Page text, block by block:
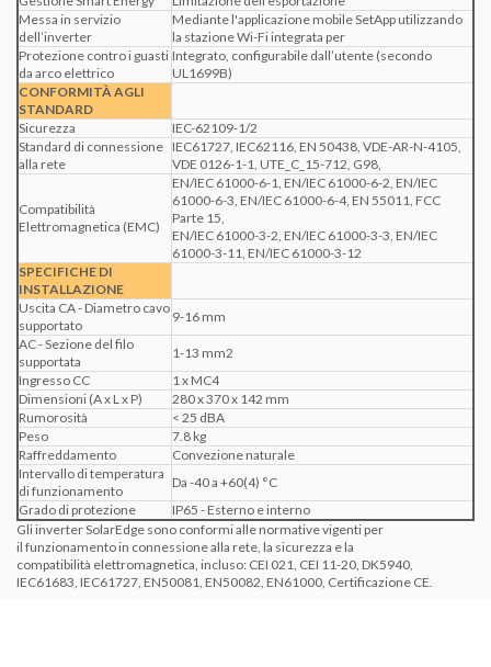
Messa in servizio
dell’inverter
Mediante l'applicazione mobile SetApp utilizzando
la stazione Wi-Fi integrata per
Protezione contro i guasti
da arco elettrico
Integrato, configurabile dall’utente (secondo
UL1699B)
CONFORMITÀ AGLI
STANDARD
Sicurezza
IEC-62109-1/2
Standard di connessione
alla rete
IEC61727, IEC62116, EN 50438, VDE-AR-N-4105,
VDE 0126-1-1, UTE_C_15-712, G98,
Compatibilità
Elettromagnetica (EMC)
EN/IEC 61000-6-1, EN/IEC 61000-6-2, EN/IEC
61000-6-3, EN/IEC 61000-6-4, EN 55011, FCC
Parte 15,
EN/IEC 61000-3-2, EN/IEC 61000-3-3, EN/IEC
61000-3-11, EN/IEC 61000-3-12
SPECIFICHE DI
INSTALLAZIONE
Uscita CA - Diametro cavo
supportato
9-16 mm
AC - Sezione del filo
supportata
1-13 mm2
Ingresso CC
1 x MC4
Dimensioni (A x L x P)
280 x 370 x 142 mm
Rumorosità
< 25 dBA
Peso
7.8 kg
Raffreddamento
Convezione naturale
Intervallo di temperatura
di funzionamento
Da -40 a +60(4) °C
Grado di protezione
IP65 - Esterno e interno
Gli inverter SolarEdge sono conformi alle normative vigenti per
il funzionamento in connessione alla rete, la sicurezza e la
compatibilità elettromagnetica, incluso: CEI 021, CEI 11-20, DK5940,
IEC61683, IEC61727, EN50081, EN50082, EN61000, Certificazione CE.